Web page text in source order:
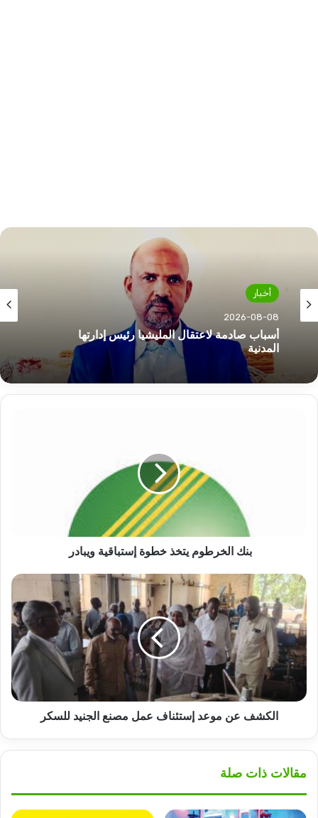
2026-08-08
أسباب صادمة لاعتقال المليشيا رئيس إدارتها
أخبار
2026-08-08
الكشف عن تفاهمات بين البرهان وقوى سياسية
حول حوار شامل بالسودان
بنك الخرطوم يتخذ خطوة إستباقية ويبادر
الكشف
عن
موعد
إستئناف
عمل
مصنع
الجنيد
الكشف عن موعد إستئناف عمل مصنع الجنيد للسكر
مقالات ذات صلة